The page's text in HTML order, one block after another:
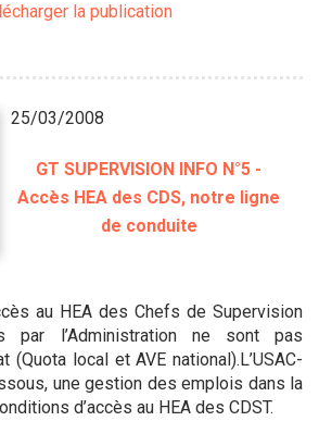
la publication
25/03/2008
GT SUPERVISION INFO N°5 -
Accès HEA des CDS, notre ligne
de conduite
au HEA des Chefs de Supervision
par l’Administration ne sont pas
(Quota local et AVE national).L’USAC-
une gestion des emplois dans la
d’accès au HEA des CDST.